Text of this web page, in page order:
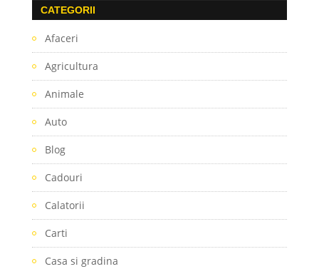
CATEGORII
Afaceri
Agricultura
Animale
Auto
Blog
Cadouri
Calatorii
Carti
Casa si gradina